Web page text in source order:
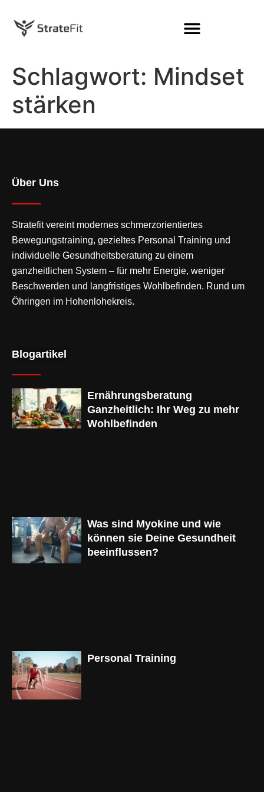
Schlagwort: Mindset
stärken
Über Uns
Stratefit vereint modernes schmerzorientiertes
Bewegungstraining, gezieltes Personal Training und
individuelle Gesundheitsberatung zu einem
ganzheitlichen System – für mehr Energie, weniger
Beschwerden und langfristiges Wohlbefinden. Rund um
Öhringen im Hohenlohekreis.
Blogartikel
Ernährungsberatung
Ganzheitlich: Ihr Weg zu mehr
Wohlbefinden
Was sind Myokine und wie
können sie Deine Gesundheit
beeinflussen?
Personal Training